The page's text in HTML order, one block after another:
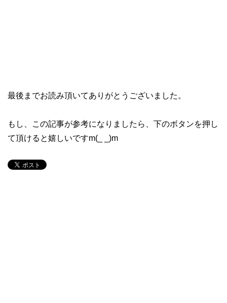
最後までお読み頂いてありがとうございました。
もし、この記事が参考になりましたら、下のボタンを押し
て頂けると嬉しいですm(_ _)m